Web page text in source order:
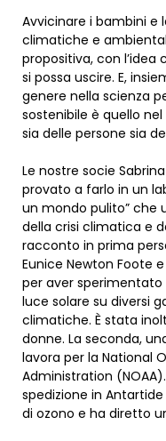
Avvicinare i bambini e
climatiche e
propositiva, con l’idea
si possa uscire. E,
genere nella scienza
sostenibile è quello
sia delle persone sia
Le nostre socie
provato a farlo in un
un mondo pulito” che
della crisi climatica e
racconto in prima
Eunice Newton Foote
per aver
luce solare su diversi
climatiche. È stata
donne. La seconda,
lavora per la National
Administration
spedizione in
di ozono e ha diretto